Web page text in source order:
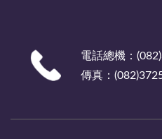
電話總機：
傳真：